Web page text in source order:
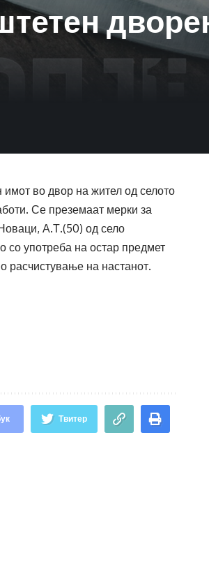
имот во двор на жител од селото
Се преземаат мерки за
А.Т.(50) од село
употреба на остар предмет
расчистување на настанот.
Твитер